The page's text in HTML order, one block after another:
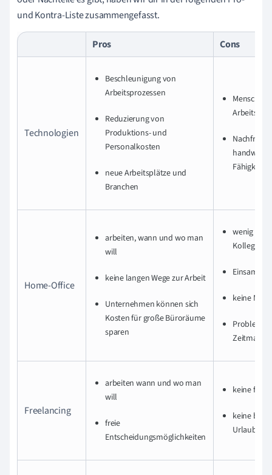
und Kontra-Liste zusammengefasst.
Pros Cons
Technologien
Beschleunigung von
Arbeitsprozessen
Reduzierung von
Produktions- und
Personalkosten
neue Arbeitsplätze und
Branchen
Menschen
Nachfrage
Home-Office
arbeiten, wann und wo man
will
keine langen Wege zur Arbeit
Unternehmen können sich
Kosten für große Büroräume
sparen
wenig
Einsamkeit
keine
Probleme
Freelancing
arbeiten wann und wo man
will
freie
Entscheidungsmöglichkeiten
keine
keine